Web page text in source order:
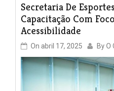
Secretaria De
Capacitação Com
Acessibilidade
On abril 17, 2025 ByO